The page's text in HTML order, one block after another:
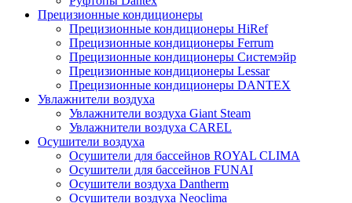
Прецизионные кондиционеры
Прецизионные кондиционеры HiRef
Прецизионные кондиционеры Ferrum
Прецизионные кондиционеры Системэйр
Прецизионные кондиционеры Lessar
Прецизионные кондиционеры DANTEX
Увлажнители воздуха
Увлажнители воздуха Giant Steam
Увлажнители воздуха CAREL
Осушители воздуха
Осушители для бассейнов ROYAL CLIMA
Осушители для бассейнов FUNAI
Осушители воздуха Dantherm
Осушители воздуха Neoclima